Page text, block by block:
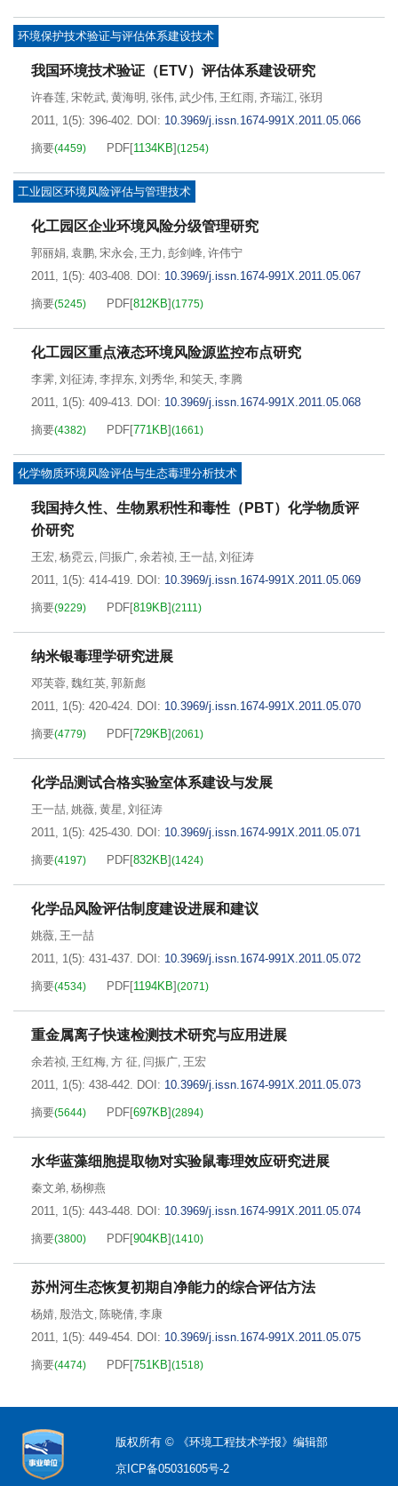
环境保护技术验证与评估体系建设技术
我国环境技术验证（ETV）评估体系建设研究
许春莲, 宋乾武, 黄海明 , 张伟, 武少伟, 王红雨, 齐瑞江, 张玥
2011, 1(5): 396-402. DOI: 10.3969/j.issn.1674-991X.2011.05.066
摘要(4459) PDF[1134KB](1254)
工业园区环境风险评估与管理技术
化工园区企业环境风险分级管理研究
郭丽娟, 袁鹏, 宋永会, 王力 , 彭剑峰, 许伟宁
2011, 1(5): 403-408. DOI: 10.3969/j.issn.1674-991X.2011.05.067
摘要(5245) PDF[812KB](1775)
化工园区重点液态环境风险源监控布点研究
李霁, 刘征涛, 李捍东, 刘秀华, 和笑天, 李腾
2011, 1(5): 409-413. DOI: 10.3969/j.issn.1674-991X.2011.05.068
摘要(4382) PDF[771KB](1661)
化学物质环境风险评估与生态毒理分析技术
我国持久性、生物累积性和毒性（PBT）化学物质评
价研究
王宏, 杨霓云, 闫振广, 余若祯, 王一喆, 刘征涛
2011, 1(5): 414-419. DOI: 10.3969/j.issn.1674-991X.2011.05.069
摘要(9229) PDF[819KB](2111)
纳米银毒理学研究进展
邓芙蓉, 魏红英, 郭新彪
2011, 1(5): 420-424. DOI: 10.3969/j.issn.1674-991X.2011.05.070
摘要(4779) PDF[729KB](2061)
化学品测试合格实验室体系建设与发展
王一喆, 姚薇, 黄星, 刘征涛
2011, 1(5): 425-430. DOI: 10.3969/j.issn.1674-991X.2011.05.071
摘要(4197) PDF[832KB](1424)
化学品风险评估制度建设进展和建议
姚薇, 王一喆
2011, 1(5): 431-437. DOI: 10.3969/j.issn.1674-991X.2011.05.072
摘要(4534) PDF[1194KB](2071)
重金属离子快速检测技术研究与应用进展
余若祯, 王红梅, 方 征, 闫振广, 王宏
2011, 1(5): 438-442. DOI: 10.3969/j.issn.1674-991X.2011.05.073
摘要(5644) PDF[697KB](2894)
水华蓝藻细胞提取物对实验鼠毒理效应研究进展
秦文弟, 杨柳燕
2011, 1(5): 443-448. DOI: 10.3969/j.issn.1674-991X.2011.05.074
摘要(3800) PDF[904KB](1410)
苏州河生态恢复初期自净能力的综合评估方法
杨婧, 殷浩文, 陈晓倩, 李康
2011, 1(5): 449-454. DOI: 10.3969/j.issn.1674-991X.2011.05.075
摘要(4474) PDF[751KB](1518)
版权所有 © 《环境工程技术学报》编辑部
京ICP备05031605号-2